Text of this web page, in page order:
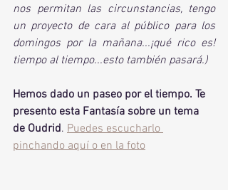
nos permitan las circunstancias, tengo
un proyecto de cara al público para los
domingos por la mañana...¡qué rico es!
tiempo al tiempo...esto también pasará.)
Hemos dado un paseo por el tiempo. Te
presento esta Fantasía sobre un tema
de Oudrid. Puedes escucharlo
pinchando aquí o en la foto